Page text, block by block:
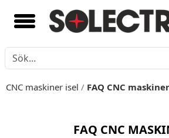
CNC maskiner isel / FAQ CNC maskiner
FAQ CNC